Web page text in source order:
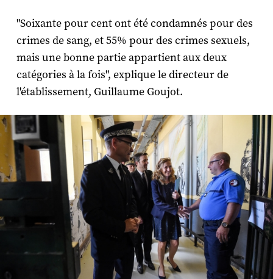
"Soixante pour cent ont été condamnés pour des
crimes de sang, et 55% pour des crimes sexuels,
mais une bonne partie appartient aux deux
catégories à la fois", explique le directeur de
l'établissement, Guillaume Goujot.